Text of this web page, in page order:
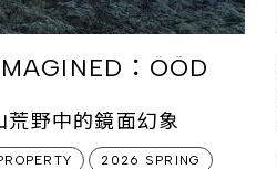
：ÖÖD
野中的鏡面幻象
2026 SPRING